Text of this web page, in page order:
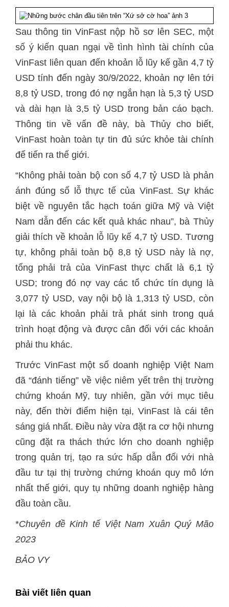
Sau thông tin VinFast nộp hồ sơ lên SEC, một
số ý kiến quan ngại về tình hình tài chính của
VinFast liên quan đến khoản lỗ lũy kế gần 4,7 tỷ
USD tính đến ngày 30/9/2022, khoản nợ lên tới
8,8 tỷ USD, trong đó nợ ngắn hạn là 5,3 tỷ USD
và dài hạn là 3,5 tỷ USD trong bản cáo bạch.
Thông tin về vấn đề này, bà Thủy cho biết,
VinFast hoàn toàn tự tin đủ sức khỏe tài chính
để tiến ra thế giới.
“Không phải toàn bộ con số 4,7 tỷ USD là phản
ánh đúng số lỗ thực tế của VinFast. Sự khác
biệt về nguyên tắc hạch toán giữa Mỹ và Việt
Nam dẫn đến các kết quả khác nhau”, bà Thủy
giải thích về khoản lỗ lũy kế 4,7 tỷ USD. Tương
tự, không phải toàn bộ 8,8 tỷ USD này là nợ,
tổng phải trả của VinFast thực chất là 6,1 tỷ
USD; trong đó nợ vay các tổ chức tín dụng là
3,077 tỷ USD, vay nội bộ là 1,313 tỷ USD, còn
lại là các khoản phải trả phát sinh trong quá
trình hoạt động và được cân đối với các khoản
phải thu khác.
Trước VinFast một số doanh nghiệp Việt Nam
đã “đánh tiếng” về việc niêm yết trên thị trường
chứng khoán Mỹ, tuy nhiên, gần với mục tiêu
này, đến thời điểm hiện tại, VinFast là cái tên
sáng giá nhất. Điều này vừa đặt ra cơ hội nhưng
cũng đặt ra thách thức lớn cho doanh nghiệp
trong quản trị, tạo ra sức hấp dẫn đối với nhà
đầu tư tại thị trường chứng khoán quy mô lớn
nhất thế giới, quy tụ những doanh nghiệp hàng
đầu toàn cầu.
*Chuyên đề Kinh tế Việt Nam Xuân Quý Mão
2023
BẢO VY
Bài viết liên quan